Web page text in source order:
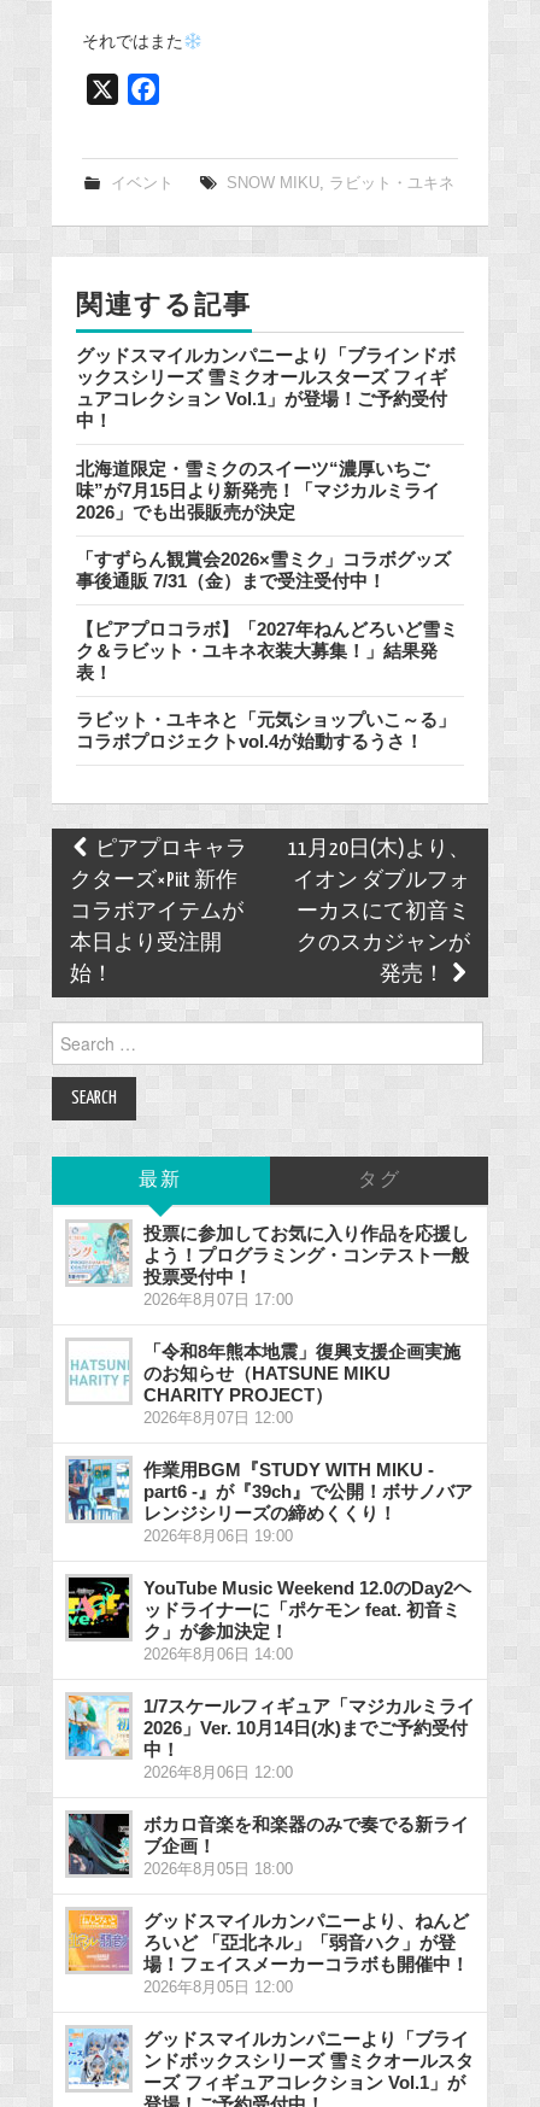
それではまた
e
k
イベント SNOW MIKU, ラビット・ユキネ
関連する記事
グッドスマイルカンパニーより「ブラインドボ
ックスシリーズ 雪ミクオールスターズ フィギ
ュアコレクション Vol.1」が登場！ご予約受付
中！
北海道限定・雪ミクのスイーツ“濃厚いちご
味”が7月15日より新発売！「マジカルミライ
2026」でも出張販売が決定
「すずらん観賞会2026×雪ミク」コラボグッズ
事後通販 7/31（金）まで受注受付中！
【ピアプロコラボ】「2027年ねんどろいど雪ミ
ク＆ラビット・ユキネ衣装大募集！」結果発
表！
ラビット・ユキネと「元気ショップいこ～る」
コラボプロジェクトvol.4が始動するうさ！
Post
navigation
ピアプロキャラ
クターズ×Piit 新作
コラボアイテムが
本日より受注開
始！
11月20日(木)より、
イオン ダブルフォ
ーカスにて初音ミ
クのスカジャンが
発売！
for:
最新 タグ
投票に参加してお気に入り作品を応援し
よう！プログラミング・コンテスト一般
投票受付中！
2026年8月07日 17:00
「令和8年熊本地震」復興支援企画実施
のお知らせ（HATSUNE MIKU
CHARITY PROJECT）
2026年8月07日 12:00
作業用BGM『STUDY WITH MIKU -
part6 -』が『39ch』で公開！ボサノバア
レンジシリーズの締めくくり！
2026年8月06日 19:00
YouTube Music Weekend 12.0のDay2ヘ
ッドライナーに「ポケモン feat. 初音ミ
ク」が参加決定！
2026年8月06日 14:00
1/7スケールフィギュア「マジカルミライ
2026」Ver. 10月14日(水)までご予約受付
中！
2026年8月06日 12:00
ボカロ音楽を和楽器のみで奏でる新ライ
ブ企画！
2026年8月05日 18:00
グッドスマイルカンパニーより、ねんど
ろいど 「亞北ネル」「弱音ハク」が登
場！フェイスメーカーコラボも開催中！
2026年8月05日 12:00
グッドスマイルカンパニーより「ブライ
ンドボックスシリーズ 雪ミクオールスタ
ーズ フィギュアコレクション Vol.1」が